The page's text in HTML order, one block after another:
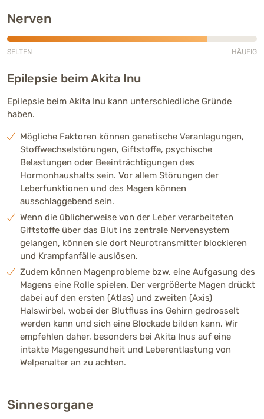
Nerven
SELTEN HÄUFIG
Epilepsie beim Akita Inu
Epilepsie beim Akita Inu kann unterschiedliche Gründe
haben.
Mögliche Faktoren können genetische Veranlagungen,
Stoffwechselstörungen, Giftstoffe, psychische
Belastungen oder Beeinträchtigungen des
Hormonhaushalts sein. Vor allem Störungen der
Leberfunktionen und des Magen können
ausschlaggebend sein.
Wenn die üblicherweise von der Leber verarbeiteten
Giftstoffe über das Blut ins zentrale Nervensystem
gelangen, können sie dort Neurotransmitter blockieren
und Krampfanfälle auslösen.
Zudem können Magenprobleme bzw. eine Aufgasung des
Magens eine Rolle spielen. Der vergrößerte Magen drückt
dabei auf den ersten (Atlas) und zweiten (Axis)
Halswirbel, wobei der Blutfluss ins Gehirn gedrosselt
werden kann und sich eine Blockade bilden kann. Wir
empfehlen daher, besonders bei Akita Inus auf eine
intakte Magengesundheit und Leberentlastung von
Welpenalter an zu achten.
Sinnesorgane